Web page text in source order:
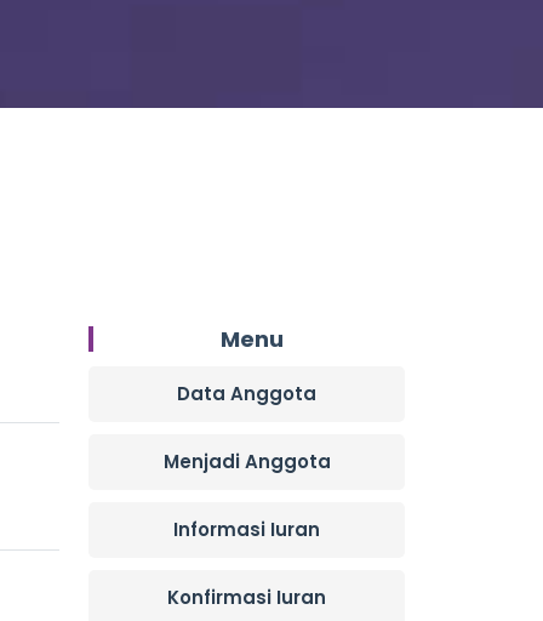
Menu
Data Anggota
Menjadi Anggota
Informasi Iuran
Konfirmasi Iuran